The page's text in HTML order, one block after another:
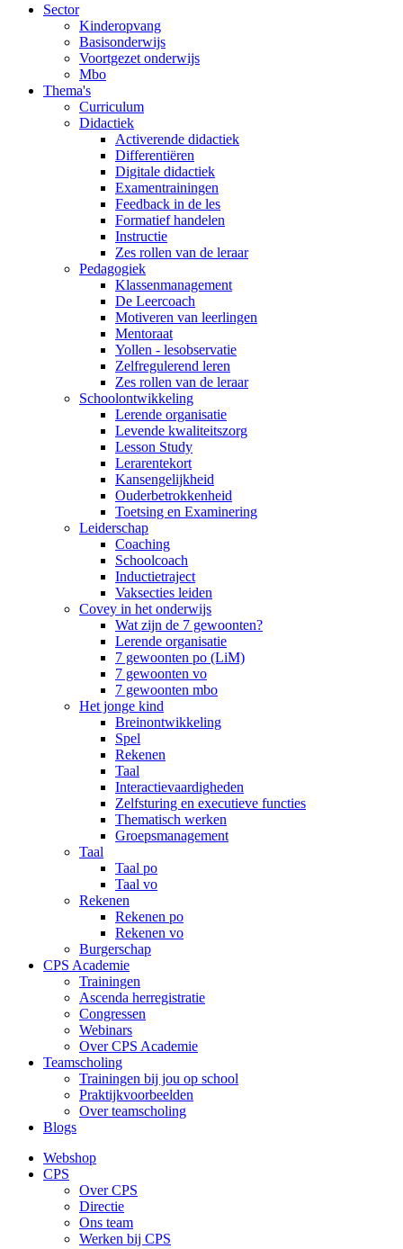
Sector
Kinderopvang
Basisonderwijs
Voortgezet onderwijs
Mbo
Thema's
Curriculum
Didactiek
Activerende didactiek
Differentiëren
Digitale didactiek
Examentrainingen
Feedback in de les
Formatief handelen
Instructie
Zes rollen van de leraar
Pedagogiek
Klassenmanagement
De Leercoach
Motiveren van leerlingen
Mentoraat
Yollen - lesobservatie
Zelfregulerend leren
Zes rollen van de leraar
Schoolontwikkeling
Lerende organisatie
Levende kwaliteitszorg
Lesson Study
Lerarentekort
Kansengelijkheid
Ouderbetrokkenheid
Toetsing en Examinering
Leiderschap
Coaching
Schoolcoach
Inductietraject
Vaksecties leiden
Covey in het onderwijs
Wat zijn de 7 gewoonten?
Lerende organisatie
7 gewoonten po (LiM)
7 gewoonten vo
7 gewoonten mbo
Het jonge kind
Breinontwikkeling
Spel
Rekenen
Taal
Interactievaardigheden
Zelfsturing en executieve functies
Thematisch werken
Groepsmanagement
Taal
Taal po
Taal vo
Rekenen
Rekenen po
Rekenen vo
Burgerschap
CPS Academie
Trainingen
Ascenda herregistratie
Congressen
Webinars
Over CPS Academie
Teamscholing
Trainingen bij jou op school
Praktijkvoorbeelden
Over teamscholing
Blogs
Webshop
CPS
Over CPS
Directie
Ons team
Werken bij CPS